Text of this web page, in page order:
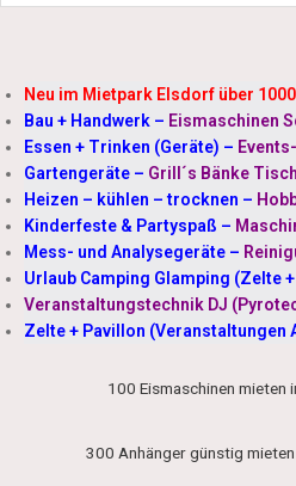
Neu im Mietpark Elsdorf über
Bau + Handwerk – Eismaschinen
Essen + Trinken (Geräte) –
Gartengeräte – Grill´s Bänke
Heizen – kühlen – trocknen –
Kinderfeste & Partyspaß –
Mess- und Analysegeräte –
Urlaub Camping Glamping (Zelte
Veranstaltungstechnik DJ
Zelte + Pavillon (Veranstaltungen
100 Eismaschinen mieten
300 Anhänger günstig